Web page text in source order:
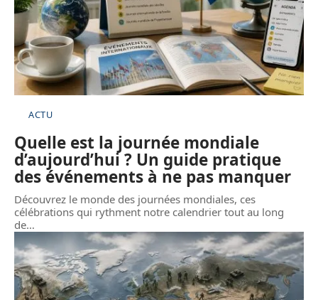
ACTU
Quelle est la journée mondiale
d’aujourd’hui ? Un guide pratique
des événements à ne pas manquer
Découvrez le monde des journées mondiales, ces
célébrations qui rythment notre calendrier tout au long
de…